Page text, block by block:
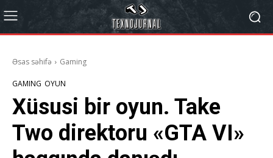
Əsas səhifə Gaming
GAMING OYUN
Xüsusi bir oyun. Take
Two direktoru «GTA VI»